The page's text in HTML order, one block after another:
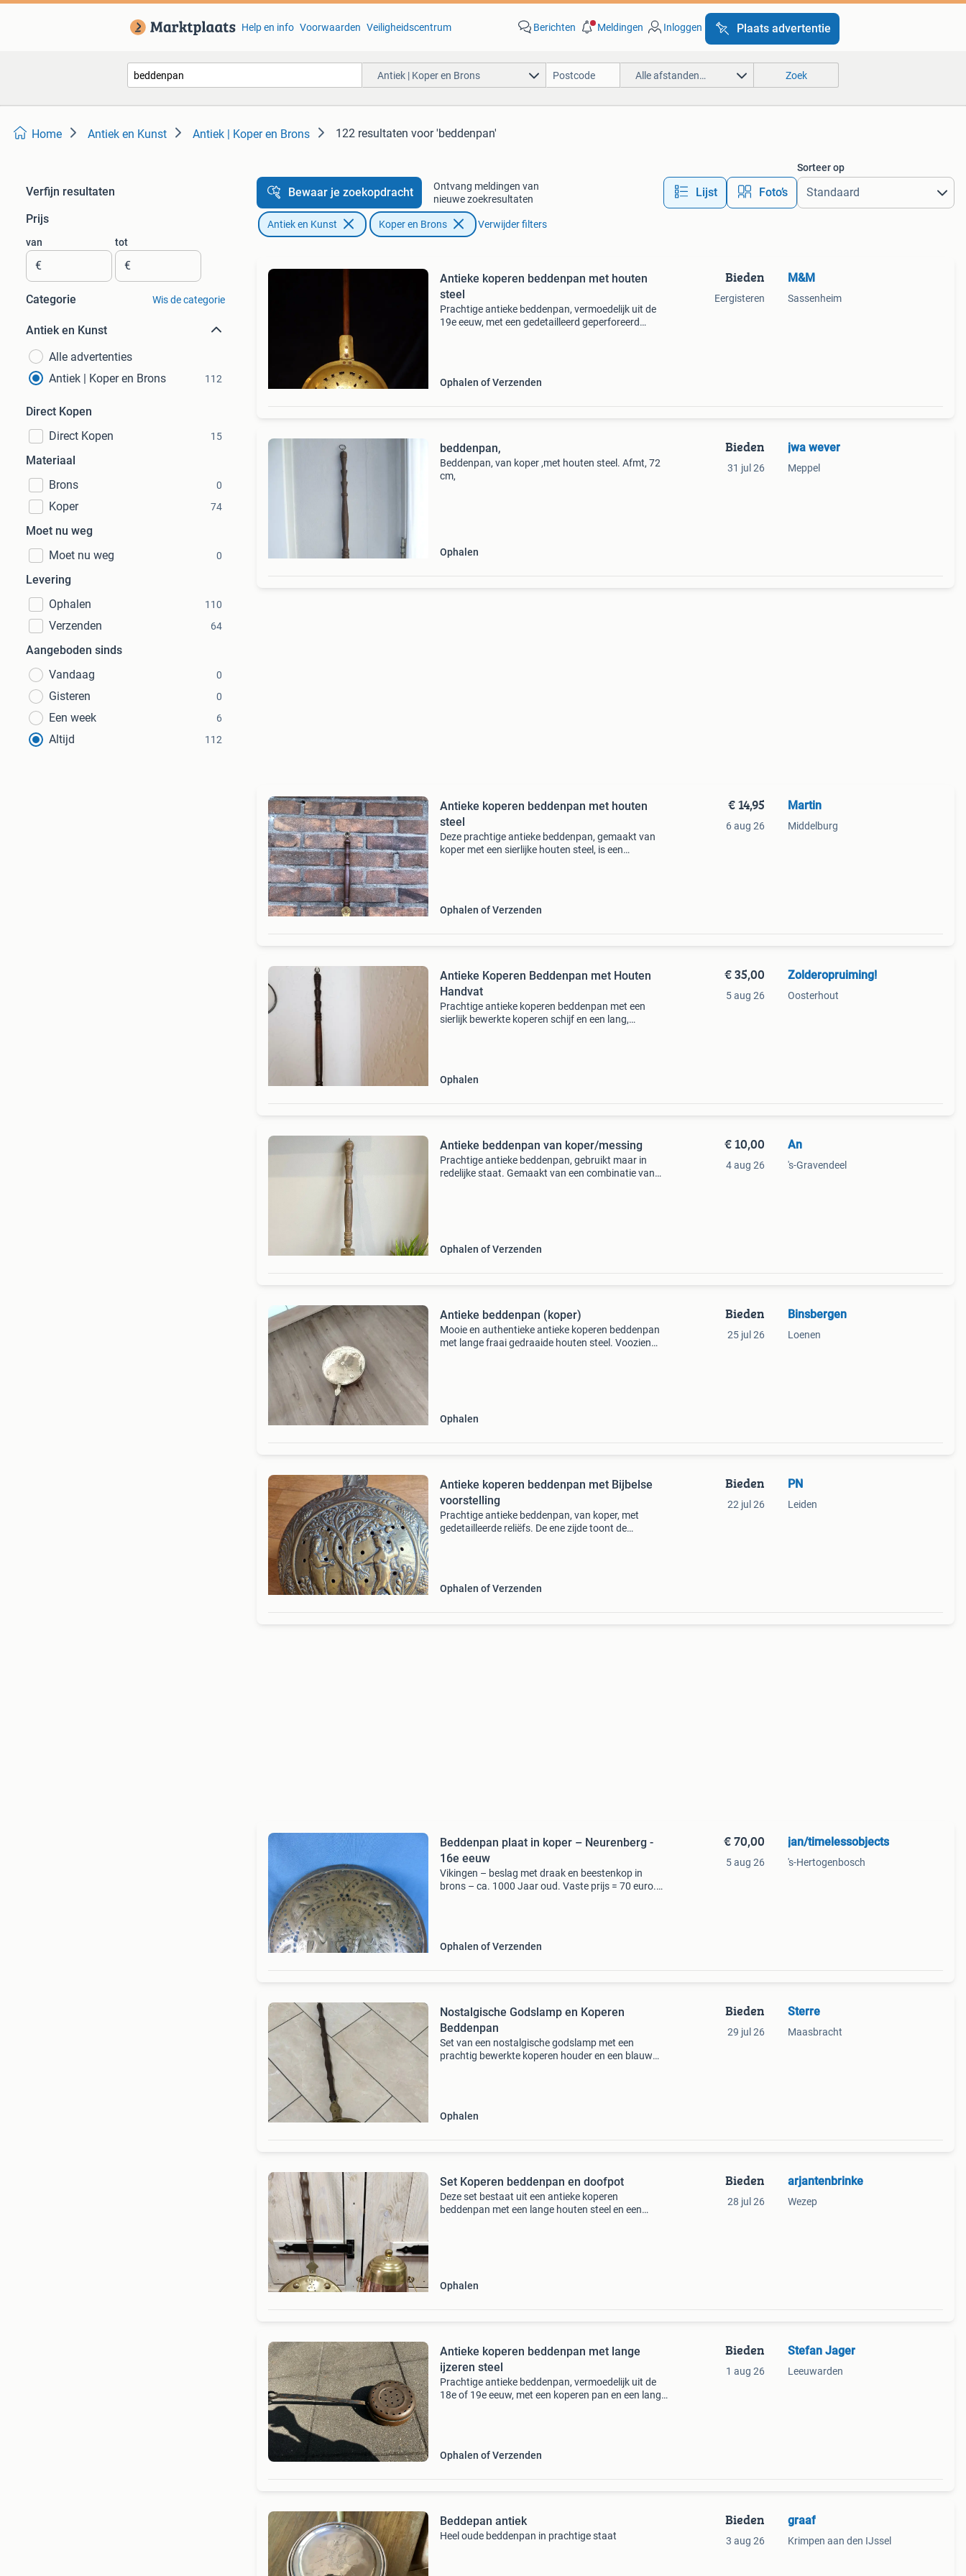
Help en info Voorwaarden Veiligheidscentrum Berichten Meldingen Inloggen Plaats advertentie
Antiek | Koper en Brons Alle afstanden… Zoek
Home Antiek en Kunst Antiek | Koper en Brons 122 resultaten voor 'beddenpan'
Verfijn resultaten
Prijs
van
€
tot
€
Categorie Wis de categorie
Antiek en Kunst
Alle advertenties
Antiek | Koper en Brons
112
Direct Kopen
Direct Kopen
15
Materiaal
Brons
0
Koper 74
Moet nu weg
Moet nu weg
0
Levering
Ophalen
110
Verzenden 64
Aangeboden sinds
Vandaag
0
Gisteren 0
Een week 6
Altijd 112
Bewaar je zoekopdracht
Ontvang meldingen van
nieuwe zoekresultaten
Lijst Foto’s
Sorteer op
Antiek en Kunst Koper en Brons Verwijder filters
Antieke koperen beddenpan met houten
steel
Prachtige antieke beddenpan, vermoedelijk uit de
19e eeuw, met een gedetailleerd geperforeerd
Ophalen of Verzenden
Bieden
Eergisteren
M&M
Sassenheim
beddenpan,
Beddenpan, van koper ,met houten steel. Afmt, 72
cm,
Ophalen
Bieden
31 jul 26
jwa wever
Meppel
Antieke koperen beddenpan met houten
steel
Deze prachtige antieke beddenpan, gemaakt van
koper met een sierlijke houten steel, is een
Ophalen of Verzenden
€ 14,95
6 aug 26
Martin
Middelburg
Antieke Koperen Beddenpan met Houten
Handvat
Prachtige antieke koperen beddenpan met een
sierlijk bewerkte koperen schijf en een lang,
Ophalen
€ 35,00
5 aug 26
Zolderopruiming!
Oosterhout
Antieke beddenpan van koper/messing
Prachtige antieke beddenpan, gebruikt maar in
redelijke staat. Gemaakt van een combinatie van
Ophalen of Verzenden
€ 10,00
4 aug 26
An
's-Gravendeel
Antieke beddenpan (koper)
Mooie en authentieke antieke koperen beddenpan
met lange fraai gedraaide houten steel. Voozien
Ophalen
Bieden
25 jul 26
Binsbergen
Loenen
Antieke koperen beddenpan met Bijbelse
voorstelling
Prachtige antieke beddenpan, van koper, met
gedetailleerde reliëfs. De ene zijde toont de
Ophalen of Verzenden
Bieden
22 jul 26
PN
Leiden
Beddenpan plaat in koper – Neurenberg -
16e eeuw
Vikingen – beslag met draak en beestenkop in
brons – ca. 1000 Jaar oud. Vaste prijs = 70 euro.
Ophalen of Verzenden
€ 70,00
5 aug 26
jan/timelessobjects
's-Hertogenbosch
Nostalgische Godslamp en Koperen
Beddenpan
Set van een nostalgische godslamp met een
prachtig bewerkte koperen houder en een blauw
Ophalen
Bieden
29 jul 26
Sterre
Maasbracht
Set Koperen beddenpan en doofpot
Deze set bestaat uit een antieke koperen
beddenpan met een lange houten steel en een
Ophalen
Bieden
28 jul 26
arjantenbrinke
Wezep
Antieke koperen beddenpan met lange
ijzeren steel
Prachtige antieke beddenpan, vermoedelijk uit de
18e of 19e eeuw, met een koperen pan en een lange
Ophalen of Verzenden
Bieden
1 aug 26
Stefan Jager
Leeuwarden
Beddepan antiek
Heel oude beddenpan in prachtige staat
Bieden
3 aug 26
graaf
Krimpen aan den IJssel